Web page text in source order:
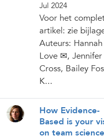
Jul 2024
Voor het
artikel: zie
Auteurs:
Love ✉, Jennifer
Cross, Bailey
K...
How Evidence-
Based is your
on team